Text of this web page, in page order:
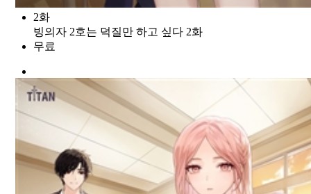
2화
빙의자 2호는 덕질만 하고 싶다 2화
무료